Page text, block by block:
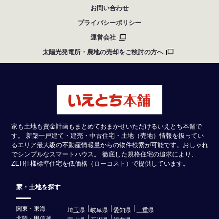
お問い合わせ
プライバシーポリシー
運営会社
太陽光発電所・農地の売却をご検討の方へ
家も土地も資金計画もまとめておまかせいただけるいえとち本舗で
す。 新築一戸建て・建売・中古住宅・土地（売地）情報を扱ってい
るエリア最大級の不動産情報量からの物件検索が可能です。おしゃれ
でシンプルなスマートハウス。 徹底した規格住宅の追求により、
ZEH仕様標準住宅を低価格（ローコスト）で提供しています。
家・土地を探す
関東・東海 埼玉県 岐阜県 愛知県
三重県